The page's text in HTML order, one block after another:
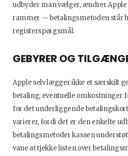
udbyder man vælger, ændrer Apple
rammer — betalingsmetoden står
registerspørgsmål.
GEBYRER OG
Apple selv lægger ikke et særskilt
betaling; eventuelle omkostninger
for det underliggende
varierer, fordi det er den enkelte
betalingsmetoder kassen
vane at tjekke listen over